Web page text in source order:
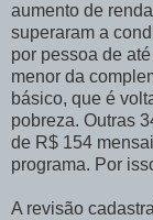
aumento de
superaram a
por pessoa de
menor da
básico, que é
pobreza. Outras
de R$ 154
programa. Por
A revisão